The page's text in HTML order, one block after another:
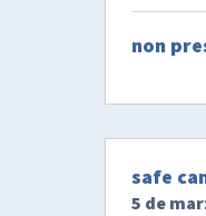
non
safe
5 de